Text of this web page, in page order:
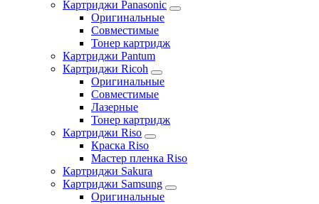
Картриджи Panasonic
Оригинальные
Совместимые
Тонер картридж
Картриджи Pantum
Картриджи Ricoh
Оригинальные
Совместимые
Лазерные
Тонер картридж
Картриджи Riso
Краска Riso
Мастер пленка Riso
Картриджи Sakura
Картриджи Samsung
Оригинальные